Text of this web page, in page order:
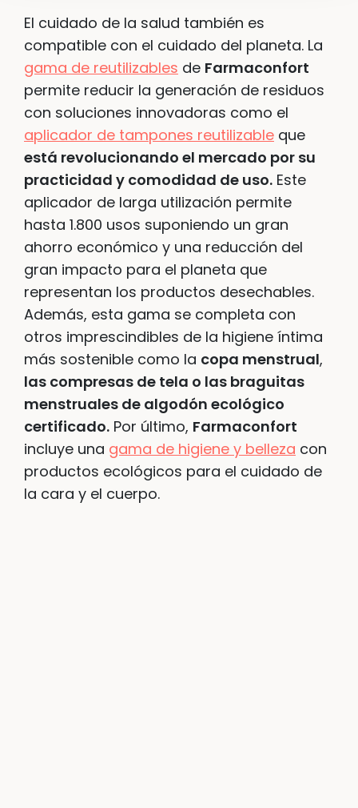
El cuidado de la salud también es
compatible con el cuidado del planeta. La
gama de reutilizables de Farmaconfort
permite reducir la generación de residuos
con soluciones innovadoras como el
aplicador de tampones reutilizable que
está revolucionando el mercado por su
practicidad y comodidad de uso. Este
aplicador de larga utilización permite
hasta 1.800 usos suponiendo un gran
ahorro económico y una reducción del
gran impacto para el planeta que
representan los productos desechables.
Además, esta gama se completa con
otros imprescindibles de la higiene íntima
más sostenible como la copa menstrual,
las compresas de tela o las braguitas
menstruales de algodón ecológico
certificado. Por último, Farmaconfort
incluye una gama de higiene y belleza con
productos ecológicos para el cuidado de
la cara y el cuerpo.